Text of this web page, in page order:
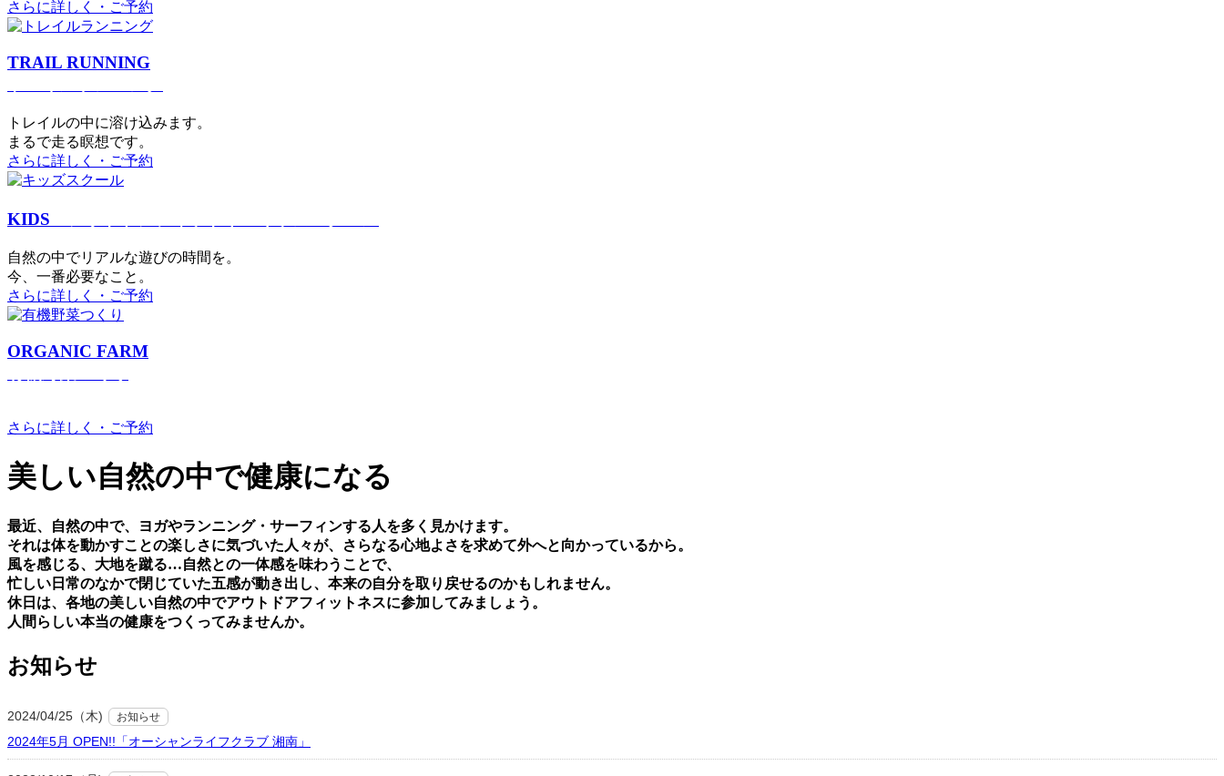
さらに詳しく・ご予約
TRAIL RUNNING
トレイルの中に溶け込みます。
まるで⾛る瞑想です。
さらに詳しく・ご予約
KIDS
⾃然の中でリアルな遊びの時間を。
今、⼀番必要なこと。
さらに詳しく・ご予約
ORGANIC FARM
さらに詳しく・ご予約
美しい⾃然の中で健康になる
最近、⾃然の中で、ヨガやランニング・サーフィンする⼈を多く⾒かけます。
それは体を動かすことの楽しさに気づいた⼈々が、さらなる⼼地よさを求めて外へと向かっているから。
⾵を感じる、⼤地を蹴る…⾃然との⼀体感を味わうことで、
忙しい⽇常のなかで閉じていた五感が動き出し、本来の⾃分を取り戻せるのかもしれません。
休⽇は、各地の美しい⾃然の中でアウトドアフィットネスに参加してみましょう。
⼈間らしい本当の健康をつくってみませんか。
お知らせ
2024/04/25（木) お知らせ
2024年5月 OPEN!!「オーシャンライフクラブ 湘南」